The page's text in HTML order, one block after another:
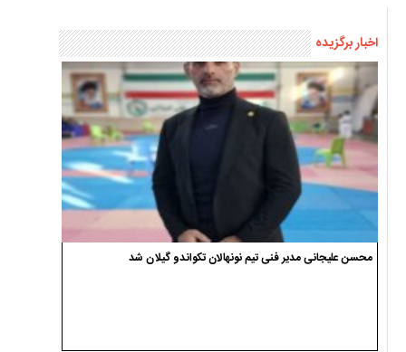
اخبار برگزیده
محسن علیجانی مدیر فنی تیم نونهالان تکواندو گیلان شد